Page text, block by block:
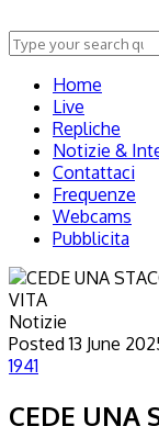
Home
Live
Repliche
Notizie &
Contattaci
Frequenze
Webcams
Pubblicita
Notizie
Posted13 June
1941
CEDE UNA